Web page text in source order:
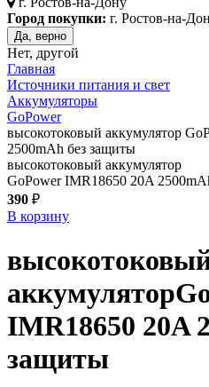
Город покупки: г. Ростов-на-
Да, верно
Нет, другой
Главная
Источники питания и свет
Аккумуляторы
GoPower
высокотоковый аккумулятор
2500mAh без защиты
высокотоковый аккумулятор
GoPower IMR18650 20A
390 ₽
В корзину
аккумулятор
IMR18650 20A
защиты